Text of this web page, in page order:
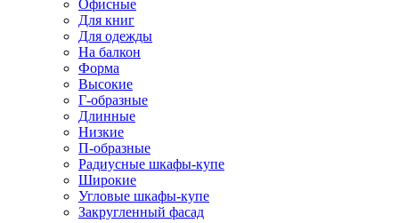
Офисные
Для книг
Для одежды
На балкон
Форма
Высокие
Г-образные
Длинные
Низкие
П-образные
Радиусные шкафы-купе
Широкие
Угловые шкафы-купе
Закругленный фасад